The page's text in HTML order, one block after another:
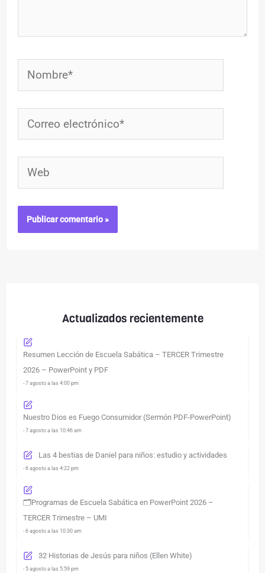
Actualizados recientemente
Resumen Lección de Escuela Sabática – TERCER Trimestre
2026 – PowerPoint y PDF
- 7 agosto a las 4:00 pm
Nuestro Dios es Fuego Consumidor (Sermón PDF-PowerPoint)
- 7 agosto a las 10:46 am
Las 4 bestias de Daniel para niños: estudio y actividades
- 6 agosto a las 4:22 pm
🗂️Programas de Escuela Sabática en PowerPoint 2026 –
TERCER Trimestre – UMI
- 6 agosto a las 10:30 am
32 Historias de Jesús para niños (Ellen White)
- 5 agosto a las 5:59 pm
Nombre*
Correo
electrónico*
Web